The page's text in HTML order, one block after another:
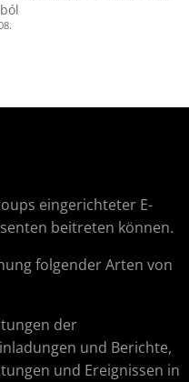
eingerichteter E-
beitreten können.
folgender Arten von
der
und Berichte,
und Ereignissen in